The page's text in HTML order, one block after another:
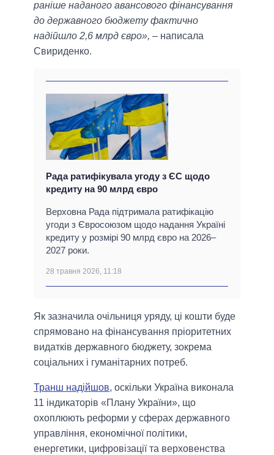
раніше наданого авансового фінансування
до державного бюджету фактично
надійшло 2,6 млрд євро», – написала
Свириденко.
Рада ратифікувала угоду з ЄС щодо
кредиту на 90 млрд євро
Верховна Рада підтримала ратифікацію
угоди з Євросоюзом щодо надання Україні
кредиту у розмірі 90 млрд євро на 2026–
2027 роки.
28 травня 2026, 11:18
Як зазначила очільниця уряду, ці кошти буде
спрямовано на фінансування пріоритетних
видатків державного бюджету, зокрема
соціальних і гуманітарних потреб.
Транш надійшов, оскільки Україна виконала
11 індикаторів «Плану України», що
охоплюють реформи у сферах державного
управління, економічної політики,
енергетики, цифровізації та верховенства